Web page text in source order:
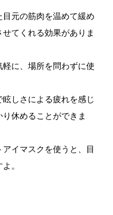
元の筋肉を温めて緩め
てくれる効果がありま
に、場所を問わずに使
しさによる疲れを感じ
休めることができま
イマスクを使うと、目
。